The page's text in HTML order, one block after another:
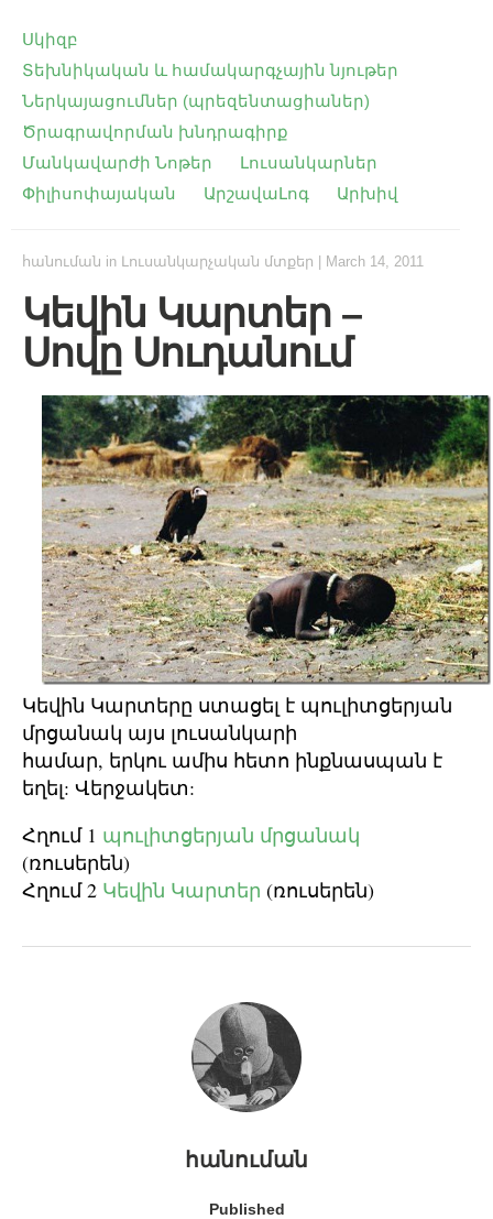
Սկիզբ
Տեխնիկական և համակարգչային նյութեր
Ներկայացումներ (պրեզենտացիաներ)
Ծրագրավորման խնդրագիրք
Մանկավարժի Նոթեր
Լուսանկարներ
Փիլիսոփայական
ԱրշավաԼոգ Արխիվ
հանուման in Լուսանկարչական մտքեր March 14, 2011
Կեվին Կարտեր –
Սովը Սուդանում
Կեվին Կարտերը ստացել է պուլիտցերյան
մրցանակ այս լուսանկարի
համար, երկու ամիս հետո ինքնասպան է
եղել: Վերջակետ:
Հղում 1 պուլիտցերյան մրցանակ
(ռուսերեն)
Հղում 2 Կեվին Կարտեր (ռուսերեն)
հանուման
Published